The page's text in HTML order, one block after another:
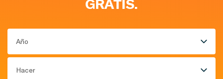
GRATIS.
Año
Hacer